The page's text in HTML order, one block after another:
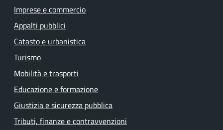
Imprese e commercio
Appalti pubblici
Catasto e urbanistica
Turismo
Mobilità e trasporti
Educazione e formazione
Giustizia e sicurezza pubblica
Tributi, finanze e contravvenzioni